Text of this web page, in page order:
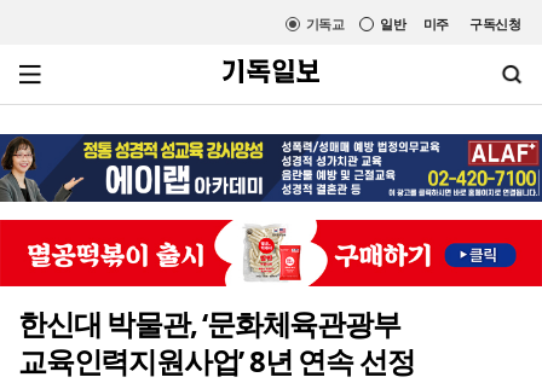
미주 구독신청
일반
기독교
한신대 박물관, ‘문화체육관광부
교육인력지원사업’ 8년 연속 선정